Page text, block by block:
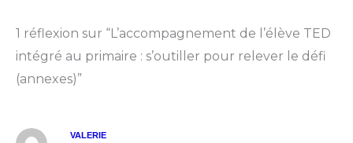
1 réflexion sur “L’accompagnement de l’élève TED
intégré au primaire : s’outiller pour relever le défi
(annexes)”
VALERIE